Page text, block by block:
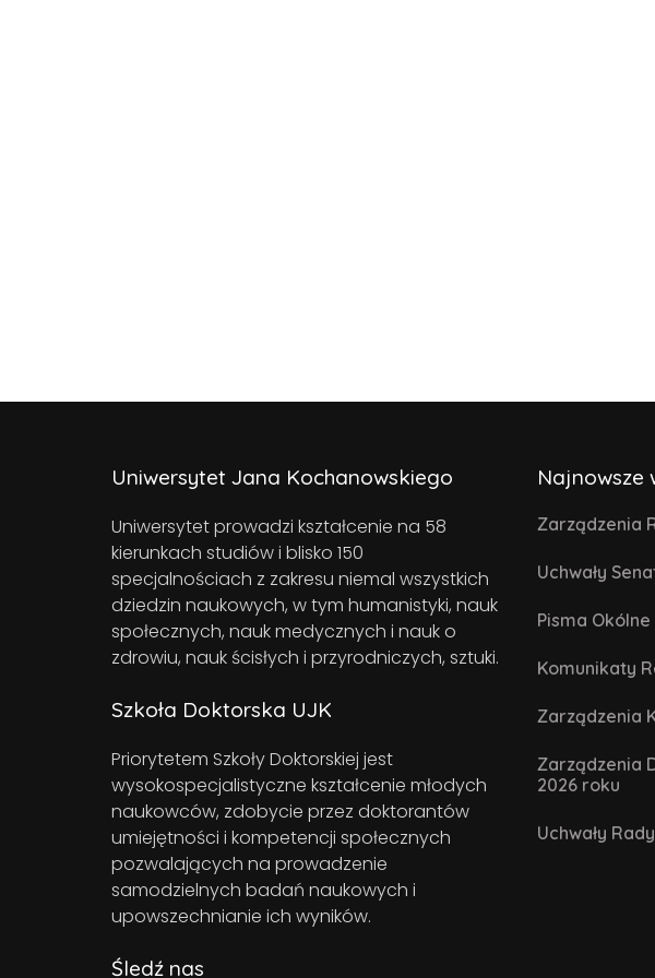
Uniwersytet Jana Kochanowskiego
Uniwersytet prowadzi kształcenie na 58
kierunkach studiów i blisko 150
specjalnościach z zakresu niemal wszystkich
dziedzin naukowych, w tym humanistyki, nauk
społecznych, nauk medycznych i nauk o
zdrowiu, nauk ścisłych i przyrodniczych, sztuki.
Szkoła Doktorska UJK
Priorytetem Szkoły Doktorskiej jest
wysokospecjalistyczne kształcenie młodych
naukowców, zdobycie przez doktorantów
umiejętności i kompetencji społecznych
pozwalających na prowadzenie
samodzielnych badań naukowych i
upowszechnianie ich wyników.
Śledź nas
Najnowsze
Zarządzenia
Uchwały
Pisma
Komunikaty
Zarządzenia
Zarządzenia
2026 roku
Uchwały